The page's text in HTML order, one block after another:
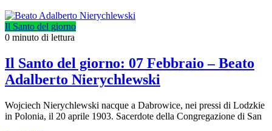
Il Santo del giorno
0 minuto di lettura
Il Santo del giorno: 07 Febbraio – Beato
Adalberto Nierychlewski
Wojciech Nierychlewski nacque a Dabrowice, nei pressi di Lodzkie
in Polonia, il 20 aprile 1903. Sacerdote della Congregazione di San